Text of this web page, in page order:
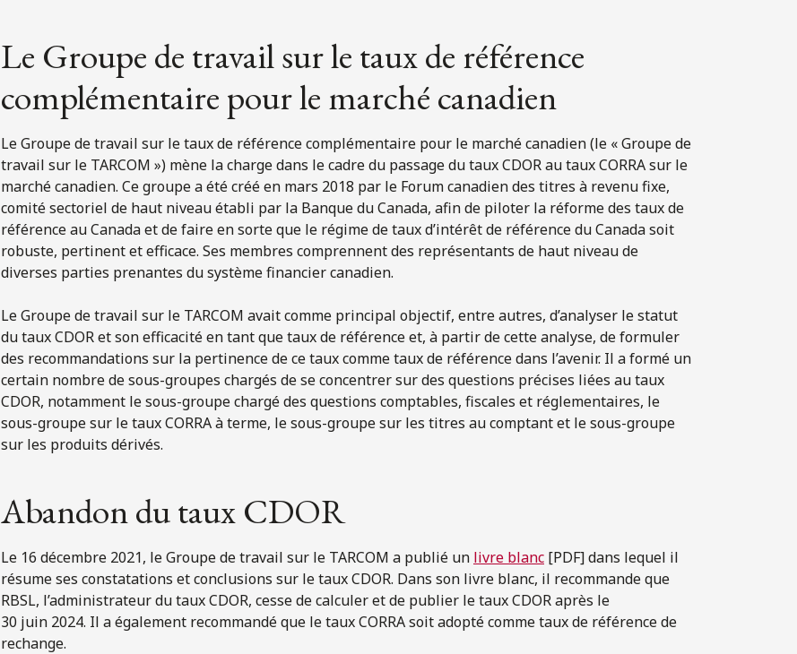
Le Groupe de travail sur le taux de référence
complémentaire pour le marché canadien
Le Groupe de travail sur le taux de référence complémentaire pour le marché canadien (le « Groupe de
travail sur le TARCOM ») mène la charge dans le cadre du passage du taux CDOR au taux CORRA sur le
marché canadien. Ce groupe a été créé en mars 2018 par le Forum canadien des titres à revenu fixe,
comité sectoriel de haut niveau établi par la Banque du Canada, afin de piloter la réforme des taux de
référence au Canada et de faire en sorte que le régime de taux d’intérêt de référence du Canada soit
robuste, pertinent et efficace. Ses membres comprennent des représentants de haut niveau de
diverses parties prenantes du système financier canadien.
Le Groupe de travail sur le TARCOM avait comme principal objectif, entre autres, d’analyser le statut
du taux CDOR et son efficacité en tant que taux de référence et, à partir de cette analyse, de formuler
des recommandations sur la pertinence de ce taux comme taux de référence dans l’avenir. Il a formé un
certain nombre de sous-groupes chargés de se concentrer sur des questions précises liées au taux
CDOR, notamment le sous-groupe chargé des questions comptables, fiscales et réglementaires, le
sous-groupe sur le taux CORRA à terme, le sous-groupe sur les titres au comptant et le sous-groupe
sur les produits dérivés.
Abandon du taux CDOR
Le 16 décembre 2021, le Groupe de travail sur le TARCOM a publié un livre blanc [PDF] dans lequel il
résume ses constatations et conclusions sur le taux CDOR. Dans son livre blanc, il recommande que
RBSL, l’administrateur du taux CDOR, cesse de calculer et de publier le taux CDOR après le
30 juin 2024. Il a également recommandé que le taux CORRA soit adopté comme taux de référence de
rechange.